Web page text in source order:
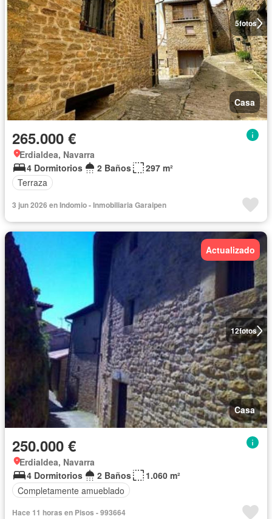
5fotos
Casa
265.000 €
Erdialdea, Navarra
4 Dormitorios
2 Baños
297 m²
Terraza
3 jun 2026 en Indomio - Inmobiliaria Garaipen
12fotos
Actualizado
Casa
250.000 €
Erdialdea, Navarra
4 Dormitorios
2 Baños
1.060 m²
Completamente amueblado
Hace 11 horas en Pisos - 993664